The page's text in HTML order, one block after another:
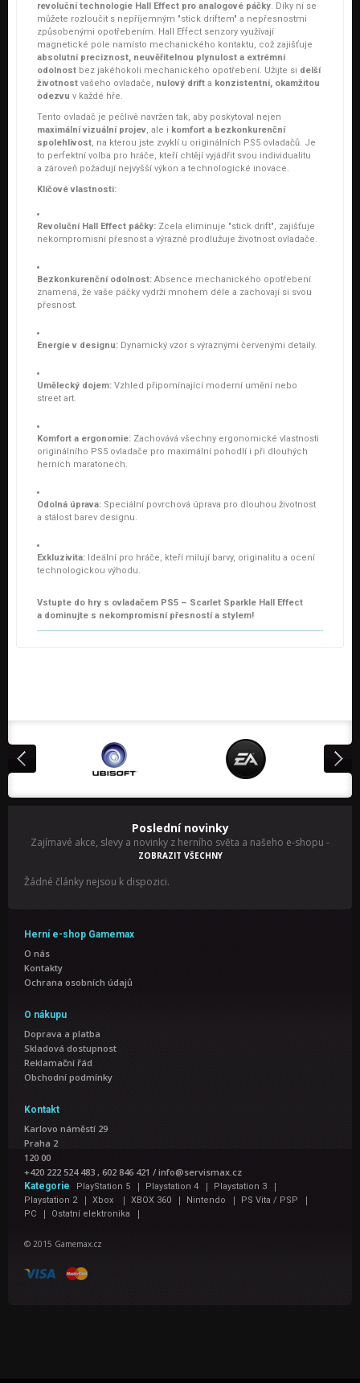
revoluční technologie Hall Effect pro analogové páčky. Díky ní se
můžete rozloučit s nepříjemným "stick driftem" a nepřesnostmi
způsobenými opotřebením. Hall Effect senzory využívají
magnetické pole namísto mechanického kontaktu, což zajišťuje
absolutní preciznost, neuvěřitelnou plynulost a extrémní
odolnost bez jakéhokoli mechanického opotřebení. Užijte si delší
životnost vašeho ovladače, nulový drift a konzistentní, okamžitou
odezvu v každé hře.
Tento ovladač je pečlivě navržen tak, aby poskytoval nejen
maximální vizuální projev, ale i komfort a bezkonkurenční
spolehlivost, na kterou jste zvyklí u originálních PS5 ovladačů. Je
to perfektní volba pro hráče, kteří chtějí vyjádřit svou individualitu
a zároveň požadují nejvyšší výkon a technologické inovace.
Klíčové vlastnosti:
Revoluční Hall Effect páčky: Zcela eliminuje "stick drift", zajišťuje
nekompromisní přesnost a výrazně prodlužuje životnost ovladače.
Bezkonkurenční odolnost: Absence mechanického opotřebení
znamená, že vaše páčky vydrží mnohem déle a zachovají si svou
přesnost.
Energie v designu: Dynamický vzor s výraznými červenými detaily.
Umělecký dojem: Vzhled připomínající moderní umění nebo
street art.
Komfort a ergonomie: Zachovává všechny ergonomické vlastnosti
originálního PS5 ovladače pro maximální pohodlí i při dlouhých
herních maratonech.
Odolná úprava: Speciální povrchová úprava pro dlouhou životnost
a stálost barev designu.
Exkluzivita: Ideální pro hráče, kteří milují barvy, originalitu a ocení
technologickou výhodu.
Vstupte do hry s ovladačem PS5 – Scarlet Sparkle Hall Effect
a dominujte s nekompromisní přesností a stylem!
Poslední novinky
Zajímavé akce, slevy a novinky z herního světa a našeho e-shopu -
ZOBRAZIT VŠECHNY
Žádné články nejsou k dispozici.
Herní e-shop Gamemax
O nás
Kontakty
Ochrana osobních údajů
O nákupu
Doprava a platba
Skladová dostupnost
Reklamační řád
Obchodní podmínky
Kontakt
Karlovo náměstí 29
Praha 2
120 00
+420 222 524 483 , 602 846 421 / info@servismax.cz
Kategorie PlayStation 5 | Playstation 4 | Playstation 3 |
Playstation 2 | Xbox | XBOX 360 | Nintendo | PS Vita / PSP |
PC | Ostatní elektronika |
© 2015 Gamemax.cz